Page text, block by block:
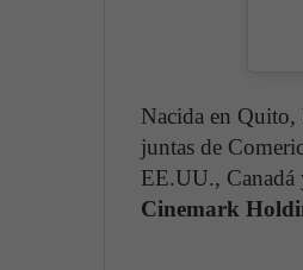
Nacida en Quito,
juntas de
EE.UU., Canadá
Cinemark